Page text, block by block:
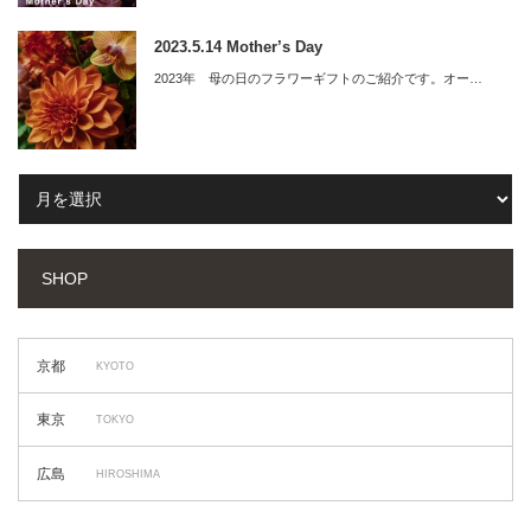
2023.5.14 Mother’s Day
2023年 母の日のフラワーギフトのご紹介です。オー…
SHOP
京都 KYOTO
東京 TOKYO
広島 HIROSHIMA